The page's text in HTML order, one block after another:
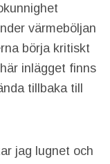
värmeböljan
börja kritiskt
inlägget finns
tillbaka till
jag lugnet och